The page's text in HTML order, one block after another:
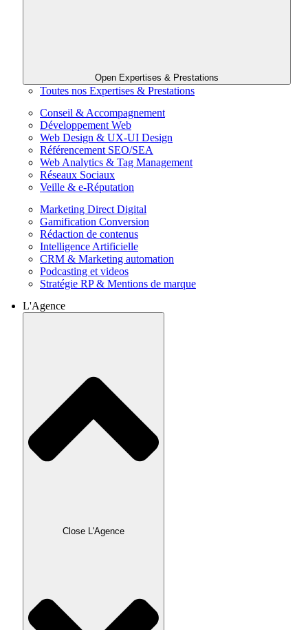
Open Expertises & Prestations
Toutes nos Expertises & Prestations
Conseil & Accompagnement
Développement Web
Web Design & UX-UI Design
Référencement SEO/SEA
Web Analytics & Tag Management
Réseaux Sociaux
Veille & e-Réputation
Marketing Direct Digital
Gamification Conversion
Rédaction de contenus
Intelligence Artificielle
CRM & Marketing automation
Podcasting et videos
Stratégie RP & Mentions de marque
L'Agence
Close L'Agence